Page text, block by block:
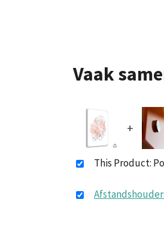
Vaak
+
This Product: